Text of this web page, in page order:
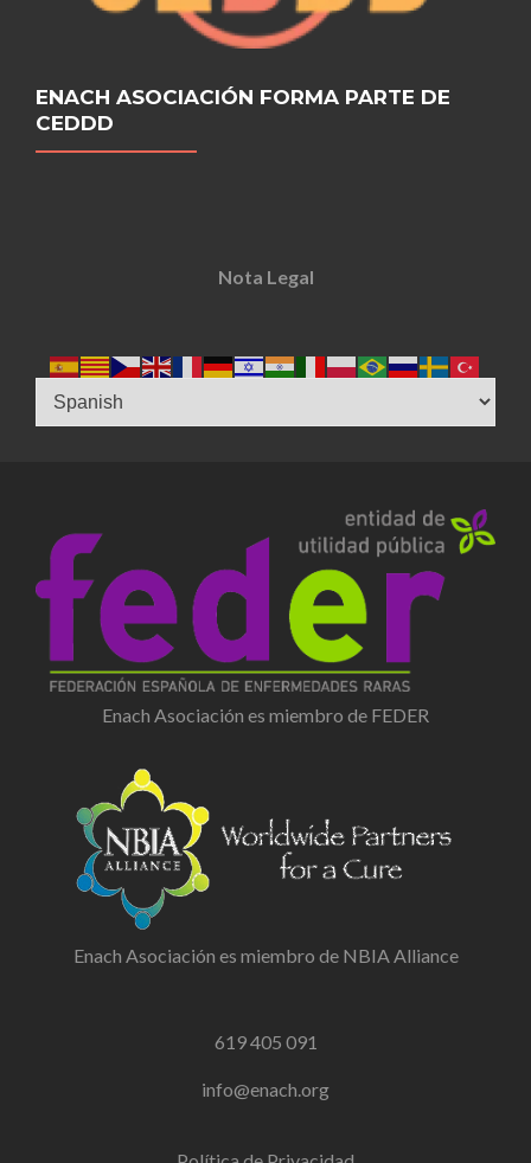
ENACH ASOCIACIÓN FORMA PARTE DE
CEDDD
Nota Legal
Enach Asociación es miembro de FEDER
Enach Asociación es miembro de NBIA Alliance
619 405 091
info@enach.org